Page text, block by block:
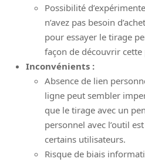
Possibilité
n’avez pas besoin
pour essayer le tirage
façon de découvrir cette
Inconvénients :
Absence de lien
ligne peut sembler
que le tirage avec un
personnel avec l’outil
certains utilisateurs.
Risque de biais